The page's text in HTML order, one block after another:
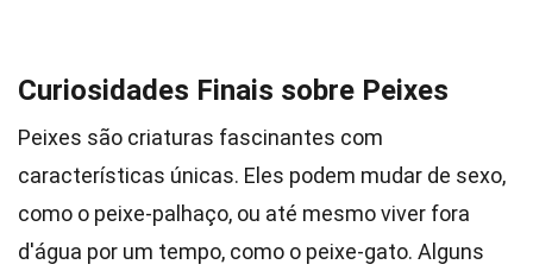
Curiosidades Finais sobre Peixes
Peixes são criaturas fascinantes com
características únicas. Eles podem mudar de sexo,
como o peixe-palhaço, ou até mesmo viver fora
d'água por um tempo, como o peixe-gato. Alguns